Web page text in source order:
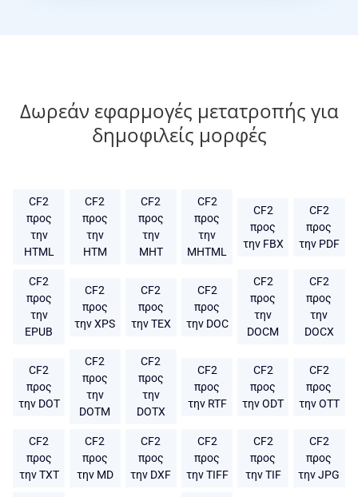
Δωρεάν εφαρμογές μετατροπής για
δημοφιλείς μορφές
CF2
προς
την
HTML
CF2
προς
την
HTM
CF2
προς
την
MHT
CF2
προς
την
MHTML
CF2
προς
την FBX
CF2
προς
την PDF
CF2
προς
την
EPUB
CF2
προς
την XPS
CF2
προς
την TEX
CF2
προς
την DOC
CF2
προς
την
DOCM
CF2
προς
την
DOCX
CF2
προς
την DOT
CF2
προς
την
DOTM
CF2
προς
την
DOTX
CF2
προς
την RTF
CF2
προς
την ODT
CF2
προς
την OTT
CF2
προς
την TXT
CF2
προς
την MD
CF2
προς
την DXF
CF2
προς
την TIFF
CF2
προς
την TIF
CF2
προς
την JPG